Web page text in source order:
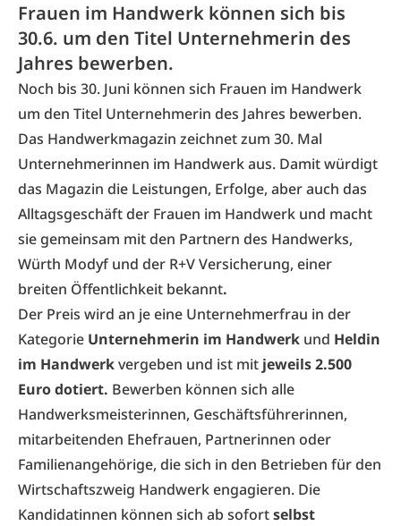
Frauen im Handwerk können sich bis
30.6. um den Titel Unternehmerin des
Jahres bewerben.
Noch bis 30. Juni können sich Frauen im Handwerk
um den Titel Unternehmerin des Jahres bewerben.
Das Handwerkmagazin zeichnet zum 30. Mal
Unternehmerinnen im Handwerk aus. Damit würdigt
das Magazin die Leistungen, Erfolge, aber auch das
Alltagsgeschäft der Frauen im Handwerk und macht
sie gemeinsam mit den Partnern des Handwerks,
Würth Modyf und der R+V Versicherung, einer
breiten Öffentlichkeit bekannt.
Der Preis wird an je eine Unternehmerfrau in der
Kategorie Unternehmerin im Handwerk und Heldin
im Handwerkvergeben und ist mit jeweils 2.500
Euro dotiert. Bewerben können sich alle
Handwerksmeisterinnen, Geschäftsführerinnen,
mitarbeitenden Ehefrauen, Partnerinnen oder
Familienangehörige, die sich in den Betrieben für den
Wirtschaftszweig Handwerk engagieren. Die
Kandidatinnen können sich ab sofortselbst